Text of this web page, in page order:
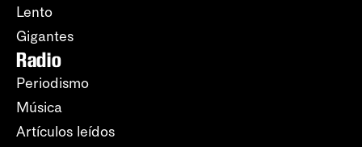
Lento
Gigantes
Radio
Periodismo
Música
Artículos leídos